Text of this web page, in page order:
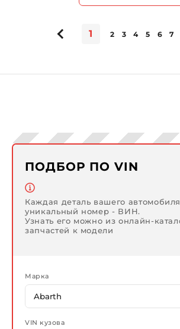
1 2 3 4 5 6 7
ПОДБОР ПО VIN
Каждая деталь вашего
уникальный номер - ВИН.
Узнать его можно из онлайн-
запчастей к модели
Марка
VIN кузова